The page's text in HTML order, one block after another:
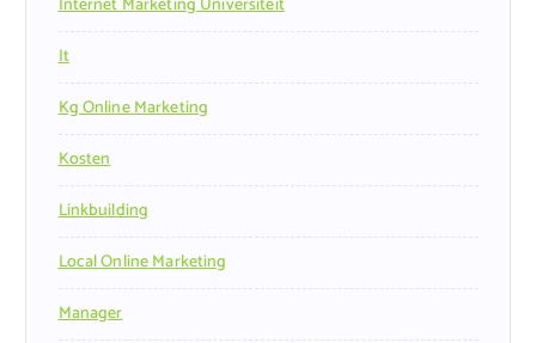
It
Kg Online Marketing
Kosten
Linkbuilding
Local Online Marketing
Manager